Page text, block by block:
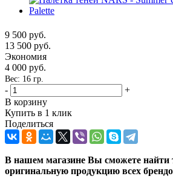
9 500 руб.
13 500 руб.
Экономия
4 000 руб.
Вес: 16 гр.
-
+
В корзину
Купить в 1 клик
Поделиться
В нашем магазине Вы сможете найти
оригинальную продукцию всех